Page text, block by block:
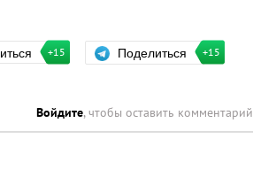
+15 Поделиться +15
Войдите, чтобы оставить комментарий